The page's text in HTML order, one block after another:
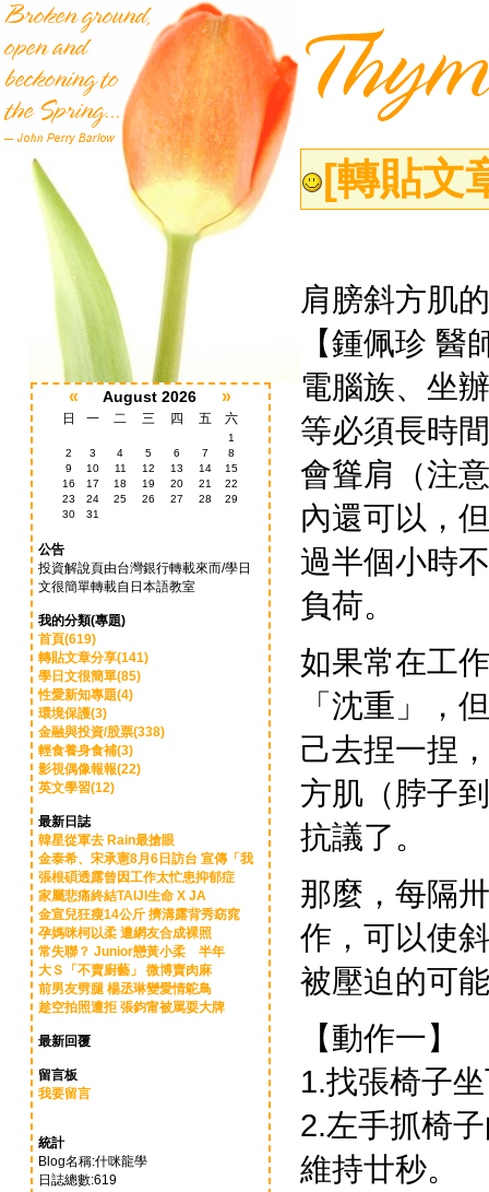
« August 2026 »
日 一 二 三 四 五 六
1
2
3 4 5 6 7
8
9
10 11 12 13 14
15
16
17 18 19 20 21
22
23
24 25 26 27 28
29
30
31
公告
投資解說頁由台灣銀行轉載來而/學日
文很簡單轉載自日本語教室
我的分類(專題)
首頁(619)
轉貼文章分享(141)
學日文很簡單(85)
性愛新知專題(4)
環境保護(3)
金融與投資/股票(338)
輕食養身食補(3)
影視偶像報報(22)
英文學習(12)
最新日誌
韓星從軍去 Rain最搶眼
金泰希、宋承憲8月6日訪台 宣傳「我
張根碩透露曾因工作太忙患抑郁症
家屬悲痛終結TAIJI生命 X JA
金宣兒狂瘦14公斤 擠溝露背秀窈窕
孕媽咪柯以柔 遭網友合成裸照
常失聯？ Junior戀黃小柔 半年
大Ｓ「不賣廚藝」 微博賣肉麻
前男友劈腿 楊丞琳變愛情鴕鳥
趁空拍照遭拒 張鈞甯被罵耍大牌
最新回覆
留言板
我要留言
統計
Blog名稱:什咪龍學
日誌總數:619
[轉貼文
肩膀斜方肌
【鍾佩珍 醫
電腦族、坐
等必須長時
會聳肩（注
內還可以，
過半個小時
負荷。
如果常在工
「沈重」，
己去捏一捏
方肌（脖子
抗議了。
那麼，每隔
作，可以使
被壓迫的可
【動作一】
1.找張椅子
2.左手抓椅
維持廿秒。